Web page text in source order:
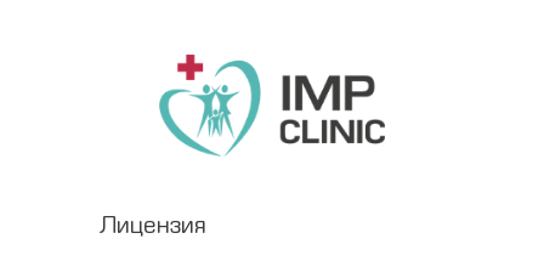
Дети
ЗАПИСАТЬСЯ
Лицензия